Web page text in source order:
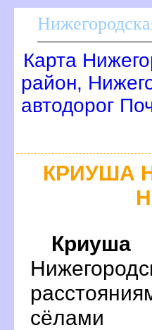
Карта
район,
автодорог
КРИУША
Криуша
сёлами